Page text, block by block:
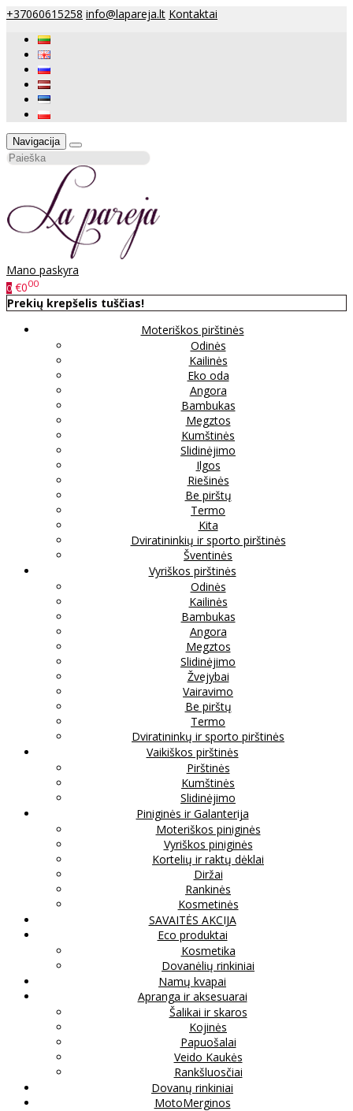
+37060615258 info@lapareja.lt Kontaktai
Navigacija
Mano paskyra
0 €000
Prekių krepšelis tuščias!
Moteriškos pirštinės
Odinės
Kailinės
Eko oda
Angora
Bambukas
Megztos
Kumštinės
Slidinėjimo
Ilgos
Riešinės
Be pirštų
Termo
Kita
Dviratininkių ir sporto pirštinės
Šventinės
Vyriškos pirštinės
Odinės
Kailinės
Bambukas
Angora
Megztos
Slidinėjimo
Žvejybai
Vairavimo
Be pirštų
Termo
Dviratininkų ir sporto pirštinės
Vaikiškos pirštinės
Pirštinės
Kumštinės
Slidinėjimo
Piniginės ir Galanterija
Moteriškos piniginės
Vyriškos piniginės
Kortelių ir raktų dėklai
Diržai
Rankinės
Kosmetinės
SAVAITĖS AKCIJA
Eco produktai
Kosmetika
Dovanėlių rinkiniai
Namų kvapai
Apranga ir aksesuarai
Šalikai ir skaros
Kojinės
Papuošalai
Veido Kaukės
Rankšluosčiai
Dovanų rinkiniai
MotoMerginos